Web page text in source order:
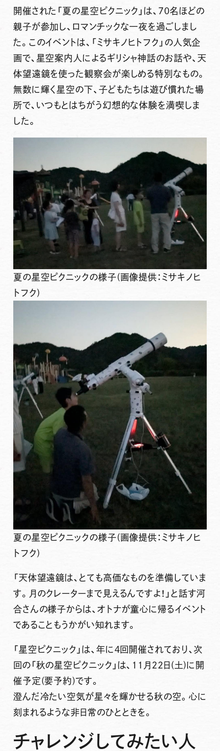
開催された 「夏の星空ピクニック」は、70名ほどの
親子が参加し、ロマンチックな一夜を過ごしまし
た。このイベントは、「ミサキノヒトフク」の人気企
画で、星空案内人によるギリシャ神話のお話や、天
体望遠鏡を使った観察会が楽しめる特別なもの。
無数に輝く星空の下、子どもたちは遊び慣れた場
所で、いつもとはちがう幻想的な体験を満喫しま
した。
夏の星空ピクニックの様子(画像提供：ミサキノヒ
トフク)
夏の星空ピクニックの様子(画像提供：ミサキノヒ
トフク)
「天体望遠鏡は、とても高価なものを準備していま
す。月のクレーターまで見えるんですよ！」と話す河
合さんの様子からは、オトナが童心に帰るイベント
であることもうかがい知れます。
「星空ピクニック」 は、年に4回開催されており、次
回の 「秋の星空ピクニック」 は、 11月22日(土)に開
催予定(要予約)です。
澄んだ冷たい空気が星々を輝かせる秋の空。心に
刻まれるような非日常のひとときを。
チャレンジしてみたい人